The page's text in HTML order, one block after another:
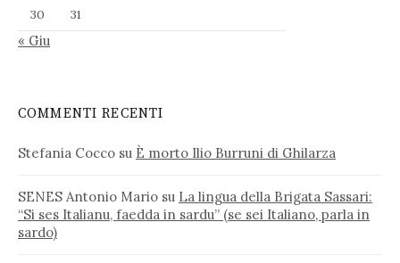
30
31
« Giu
COMMENTI RECENTI
Stefania Cocco su È morto Ilio Burruni di Ghilarza
SENES Antonio Mario su La lingua della Brigata Sassari:
“Si ses Italianu, faedda in sardu” (se sei Italiano, parla in
sardo)